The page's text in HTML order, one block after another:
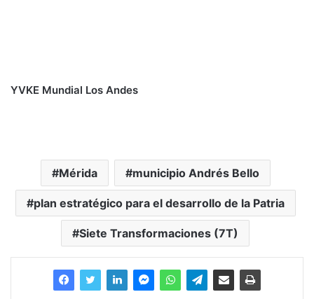
YVKE Mundial Los Andes
Mérida municipio Andrés Bello
plan estratégico para el desarrollo de la Patria
Siete Transformaciones (7T)